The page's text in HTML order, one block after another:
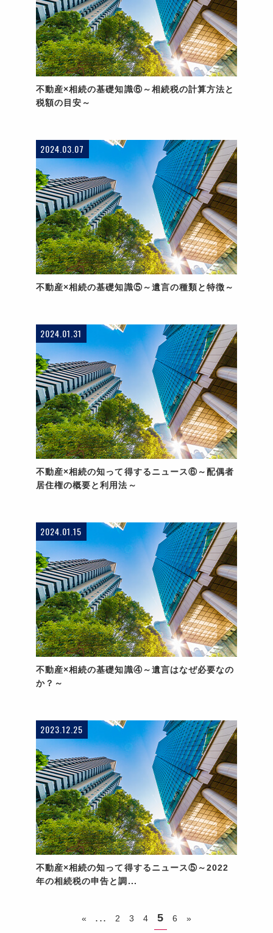
不動産×相続の基礎知識⑥～相続税の計算方法と
税額の目安～
2024.03.07
不動産×相続の基礎知識⑤～遺言の種類と特徴～
2024.01.31
不動産×相続の知って得するニュース⑥～配偶者
居住権の概要と利用法～
2024.01.15
不動産×相続の基礎知識④～遺言はなぜ必要なの
か？～
2023.12.25
不動産×相続の知って得するニュース⑤～2022
年の相続税の申告と調...
« ... 2 3 4 5 6 »